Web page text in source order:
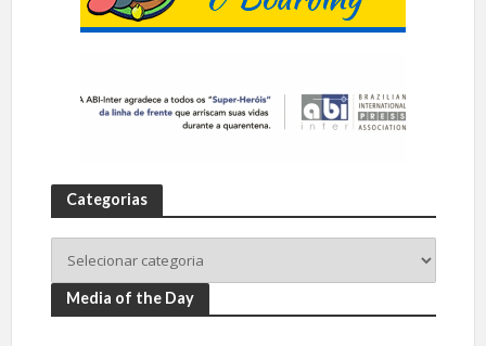
Categorias
Media of the Day